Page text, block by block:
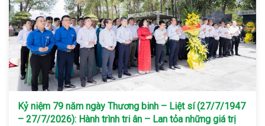
Kỷ niệm 79 năm ngày Thương binh – Liệt sí (27/7/1947
– 27/7/2026): Hành trình tri ân – Lan tỏa những giá trị